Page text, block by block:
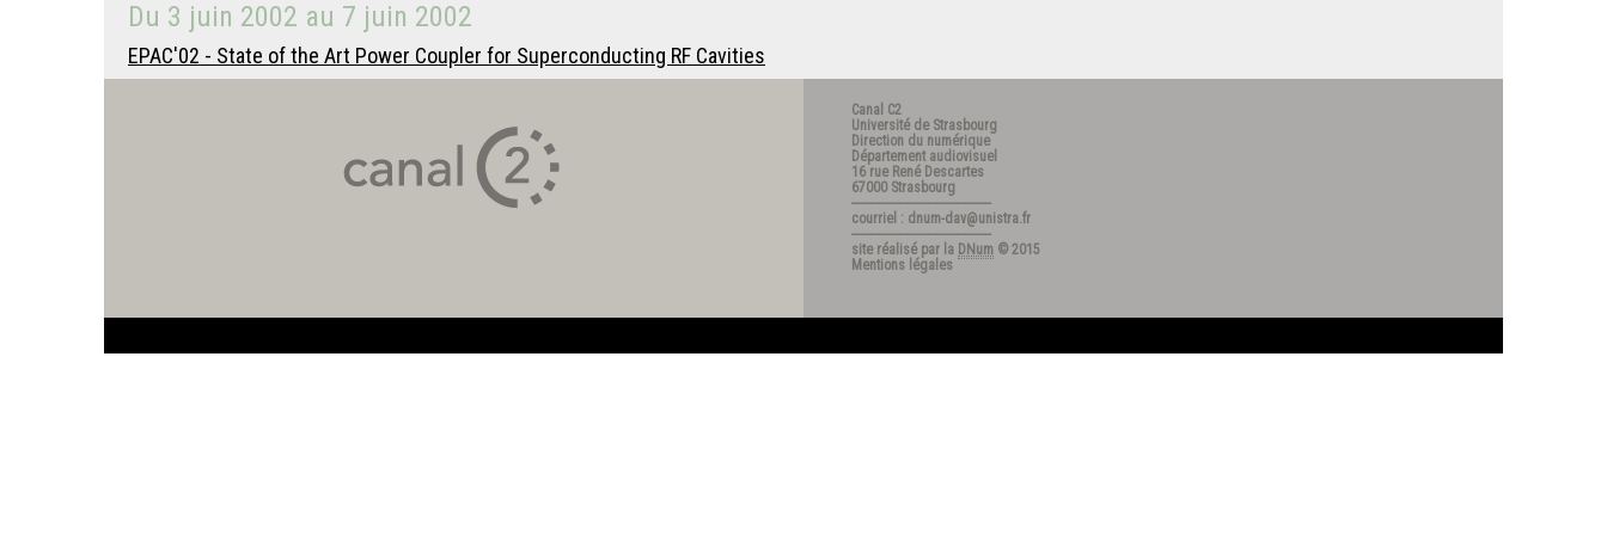
Du 3 juin 2002 au 7 juin 2002
EPAC'02 - State of the Art Power Coupler for Superconducting RF Cavities
Canal C2
Université de Strasbourg
Direction du numérique
Département audiovisuel
16 rue René Descartes
67000 Strasbourg
---------------------------------------
courriel : dnum-dav@unistra.fr
---------------------------------------
site réalisé par la DNum © 2015
Mentions légales